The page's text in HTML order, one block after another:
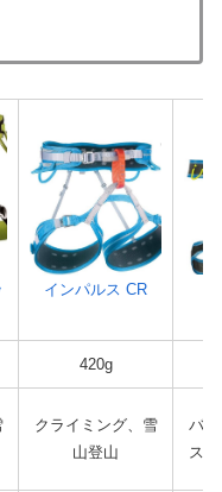
インパルス CR
420g
クライミング、雪
山登山
バ
ス